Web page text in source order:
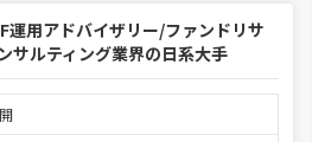
運用アドバイザリー/ファンドリサ
サルティング業界の日系大手